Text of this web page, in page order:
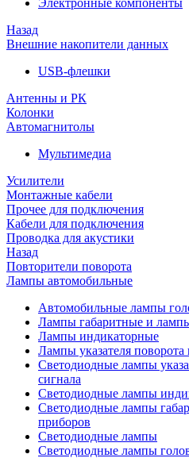
Электронные компоненты
Назад
Внешние накопители данных
USB-флешки
Антенны и РК
Колонки
Автомагнитолы
Мультимедиа
Усилители
Монтажные кабели
Прочее для подключения
Кабели для подключения
Проводка для акустики
Назад
Повторители поворота
Лампы автомобильные
Автомобильные лампы
Лампы габаритные и
Лампы индикаторные
Лампы указателя поворота
Светодиодные лампы
сигнала
Светодиодные лампы
Светодиодные лампы
приборов
Светодиодные лампы
Светодиодные лампы